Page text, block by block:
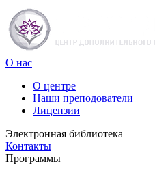
О нас
О центре
Наши преподователи
Лицензии
Электронная библиотека
Контакты
Программы